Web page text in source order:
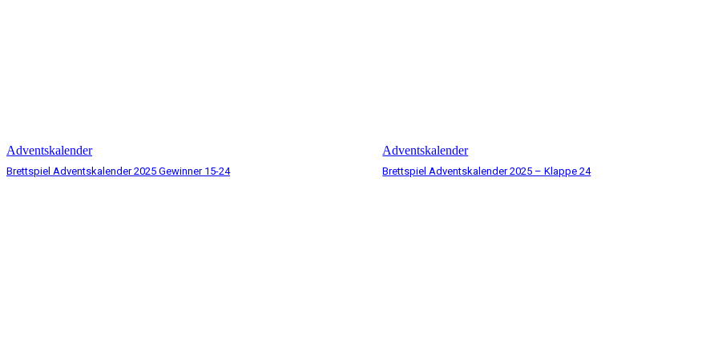
Adventskalender
Brettspiel Adventskalender 2025 Gewinner 15-24
Adventskalender
Brettspiel Adventskalender 2025 – Klappe 24